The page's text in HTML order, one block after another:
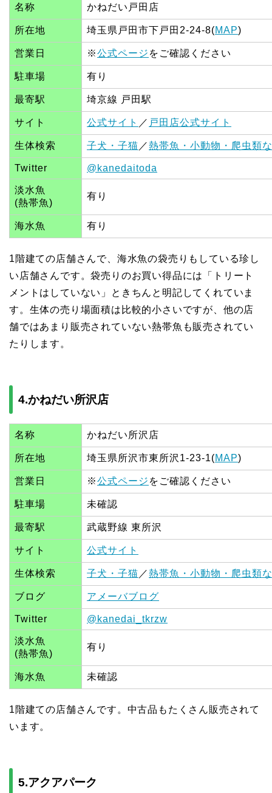
名称 かねだい戸田店
所在地 埼玉県戸田市下戸田2-24-8(MAP)
営業日 ※公式ページ をご確認ください
駐車場 有り
最寄駅 埼京線 戸田駅
サイト 公式サイト ／ 戸田店公式サイト
生体検索 子犬・子猫 ／熱帯魚・小動物・爬虫類
Twitter @kanedaitoda
淡水魚
(熱帯魚)
有り
海水魚 有り
1階建ての店舗さんで、海水魚の袋売りもしている珍し
い店舗さんです。袋売りのお買い得品には「トリート
メントはしていない」ときちんと明記してくれていま
す。生体の売り場面積は比較的小さいですが、他の店
舗ではあまり販売されていない熱帯魚も販売されてい
たりします。
4.かねだい所沢店
名称 かねだい所沢店
所在地 埼玉県所沢市東所沢1-23-1(MAP)
営業日 ※公式ページ をご確認ください
駐車場 未確認
最寄駅 武蔵野線 東所沢
サイト 公式サイト
生体検索 子犬・子猫 ／熱帯魚・小動物・爬虫類
ブログ アメーバブログ
Twitter @kanedai_tkrzw
淡水魚
(熱帯魚)
有り
海水魚 未確認
1階建ての店舗さんです。中古品もたくさん販売されて
います。
5.アクアパーク